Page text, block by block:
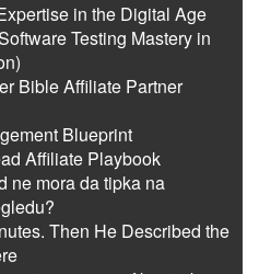
in the Digital Age
Testing Mastery in
Bible Affiliate Partner
Blueprint
Affiliate Playbook
ne mora da tipka na
Then He Described the